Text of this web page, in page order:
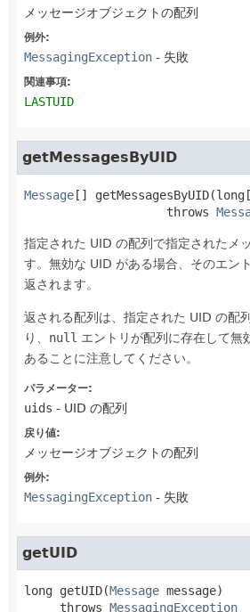
メッセージオブジェクトの配列
例外:
MessagingException - 失敗
関連事項:
LASTUID
getMessagesByUID
Message [] getMessagesByUID
                    throws
指定された UID の配列で指定されたメ
す。無効な UID がある場合、そのエン
返されます。
返される配列は、指定された UID の配
り、 null エントリが配列に存在して無
あることに注意してください。
パラメーター:
uids - UID の配列
戻り値:
メッセージオブジェクトの配列
例外:
MessagingException - 失敗
getUID
long getUID(Message message)
     throws
MessagingException